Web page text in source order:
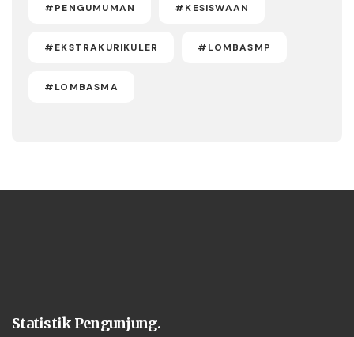
#PENGUMUMAN #KESISWAAN
#EKSTRAKURIKULER #LOMBASMP
#LOMBASMA
Statistik Pengunjung.